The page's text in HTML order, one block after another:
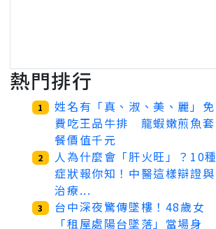
熱門排行
1
姓名有「真、淑、美、麗」免
費吃王品牛排 龍蝦嫩煎魚套
餐價值千元
2
人為什麼會「肝火旺」？10種
症狀報你知！中醫這樣辯證與
治療...
3
台中深夜驚傳墜樓！48歲女
「租屋處陽台墜落」當場身